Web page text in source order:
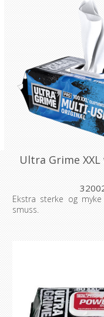
Ultra Grime
Ekstra sterke og
smuss.